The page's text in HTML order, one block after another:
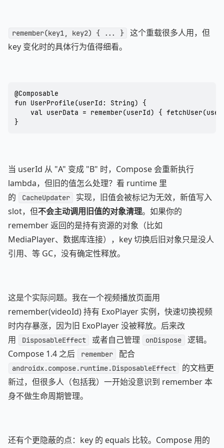
remember(key1, key2) { ... }
这个重载很多人用，但
key 变化时的具体行为值得细看。
@Composable
fun UserProfile(userId: String) {
val userData = remember(userId) {
}
当 userId 从 "A" 变成 "B" 时，Compose 会重新执行
lambda，但旧的值怎么处理？看 runtime 里
的
CacheUpdater
实现，旧值会被标记为无效，新值写入
slot，但不会主动调用旧值的对象清理。如果你的
remember 返回的是持有资源的对象（比如
MediaPlayer、数据库连接），key 切换后旧对象只是没人
引用、等 GC，没有确定性释放。
这是个实际问题。我在一个视频播放页面用
remember(videoId) 持有 ExoPlayer 实例，快速切换视频
时内存暴涨，因为旧 ExoPlayer 没被释放。后来改
用
DisposableEffect 或者自己管理 onDispose
逻辑。
Compose 1.4 之后
remember 配合
androidx.compose.runtime.DisposableEffect
的文档更
新过，但很多人（包括我）一开始没意识到 remember 本
身不做生命周期管理。
还有个更隐蔽的点：key 的 equals 比较。Compose 用的